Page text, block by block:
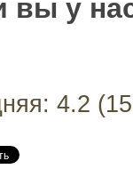
вы у
4.2 (15